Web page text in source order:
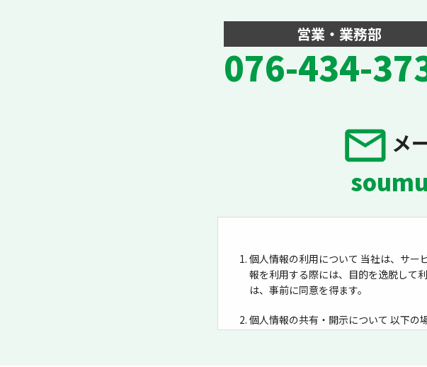
営業・業務部
076-434-
メ
個人情報の利用について 当社は、サー
報を利用する際には、目的を逸脱して
は、事前に同意を得ます。
個人情報の共有・開示について 以下の
共有することはありません。